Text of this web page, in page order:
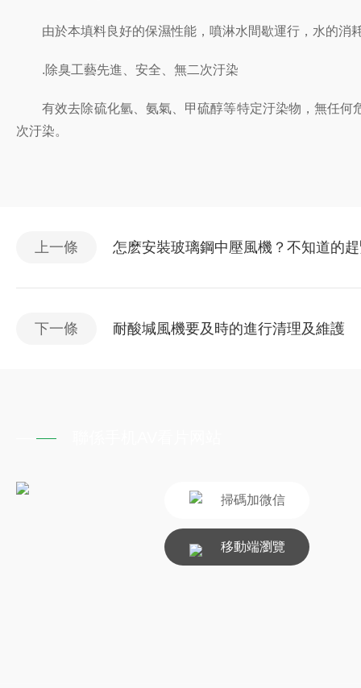
由於本填料良好的保濕性能，噴淋水間歇運行，水的消
.除臭工藝先進、安全、無二次汙染
有效去除硫化氫、氨氣、甲硫醇等特定汙染物，無任何
次汙染。
上一條 怎麽安裝玻璃鋼中壓風機？不知道的
下一條 耐酸堿風機要及時的進行清理及維護
掃碼加微信
移動端瀏覽